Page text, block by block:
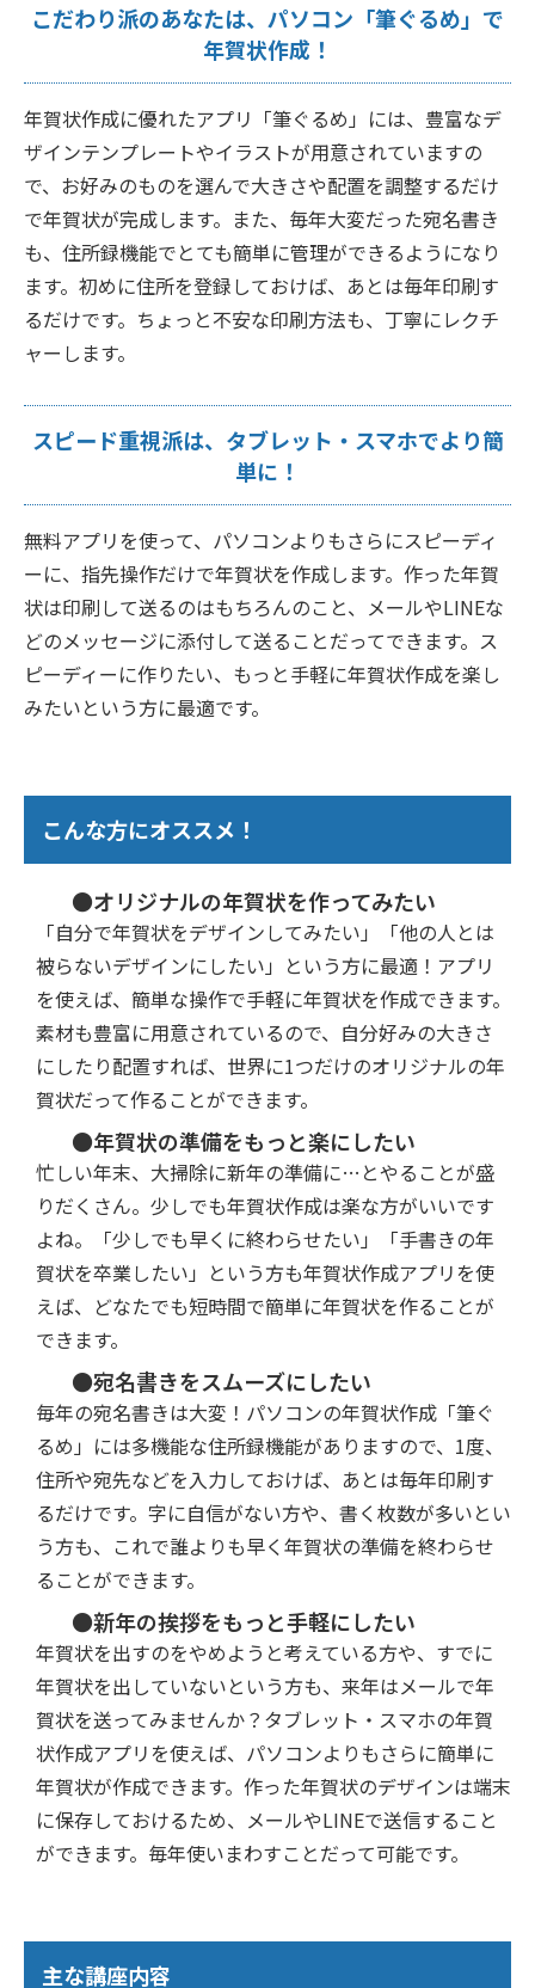
こだわり派のあなたは、パソコン「筆ぐるめ」で
年賀状作成！
年賀状作成に優れたアプリ「筆ぐるめ」には、豊富なデ
ザインテンプレートやイラストが用意されていますの
で、お好みのものを選んで大きさや配置を調整するだけ
で年賀状が完成します。また、毎年大変だった宛名書き
も、住所録機能でとても簡単に管理ができるようになり
ます。初めに住所を登録しておけば、あとは毎年印刷す
るだけです。ちょっと不安な印刷方法も、丁寧にレクチ
ャーします。
スピード重視派は、タブレット・スマホでより簡
単に！
無料アプリを使って、パソコンよりもさらにスピーディ
ーに、指先操作だけで年賀状を作成します。作った年賀
状は印刷して送るのはもちろんのこと、メールやLINEな
どのメッセージに添付して送ることだってできます。ス
ピーディーに作りたい、もっと手軽に年賀状作成を楽し
みたいという方に最適です。
こんな方にオススメ！
●オリジナルの年賀状を作ってみたい
「自分で年賀状をデザインしてみたい」「他の人とは
被らないデザインにしたい」という方に最適！アプリ
を使えば、簡単な操作で手軽に年賀状を作成できます。
素材も豊富に用意されているので、自分好みの大きさ
にしたり配置すれば、世界に1つだけのオリジナルの年
賀状だって作ることができます。
●年賀状の準備をもっと楽にしたい
忙しい年末、大掃除に新年の準備に…とやることが盛
りだくさん。少しでも年賀状作成は楽な方がいいです
よね。「少しでも早くに終わらせたい」「手書きの年
賀状を卒業したい」という方も年賀状作成アプリを使
えば、どなたでも短時間で簡単に年賀状を作ることが
できます。
●宛名書きをスムーズにしたい
毎年の宛名書きは大変！パソコンの年賀状作成「筆ぐ
るめ」には多機能な住所録機能がありますので、1度、
住所や宛先などを入力しておけば、あとは毎年印刷す
るだけです。字に自信がない方や、書く枚数が多いとい
う方も、これで誰よりも早く年賀状の準備を終わらせ
ることができます。
●新年の挨拶をもっと手軽にしたい
年賀状を出すのをやめようと考えている方や、すでに
年賀状を出していないという方も、来年はメールで年
賀状を送ってみませんか？タブレット・スマホの年賀
状作成アプリを使えば、パソコンよりもさらに簡単に
年賀状が作成できます。作った年賀状のデザインは端末
に保存しておけるため、メールやLINEで送信すること
ができます。毎年使いまわすことだって可能です。
主な講座内容